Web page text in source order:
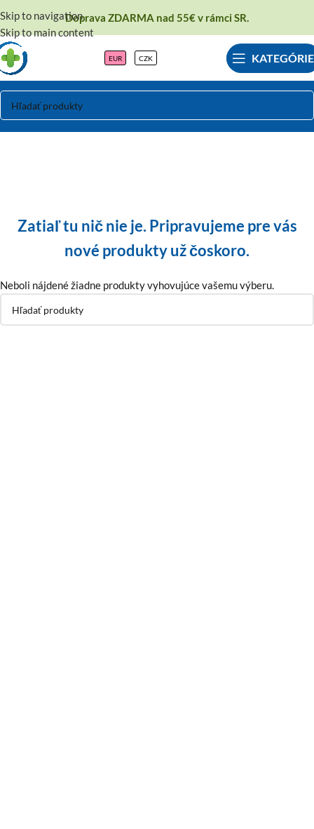
Skip to navigation
Skip to main content
Doprava ZDARMA nad 55€ v rámci SR.
EUR CZK KATEGÓRIE
Mars
Zatiaľ tu nič nie je. Pripravujeme pre vás
nové produkty už čoskoro.
Neboli nájdené žiadne produkty vyhovujúce vašemu výberu.